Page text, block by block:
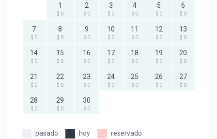
1
$ 0
2
$ 0
3
$ 0
4
$ 0
5
$ 0
6
$ 0
7
$ 0
8
$ 0
9
$ 0
10
$ 0
11
$ 0
12
$ 0
13
$ 0
14
$ 0
15
$ 0
16
$ 0
17
$ 0
18
$ 0
19
$ 0
20
$ 0
21
$ 0
22
$ 0
23
$ 0
24
$ 0
25
$ 0
26
$ 0
27
$ 0
28
$ 0
29
$ 0
30
$ 0
pasado hoy reservado